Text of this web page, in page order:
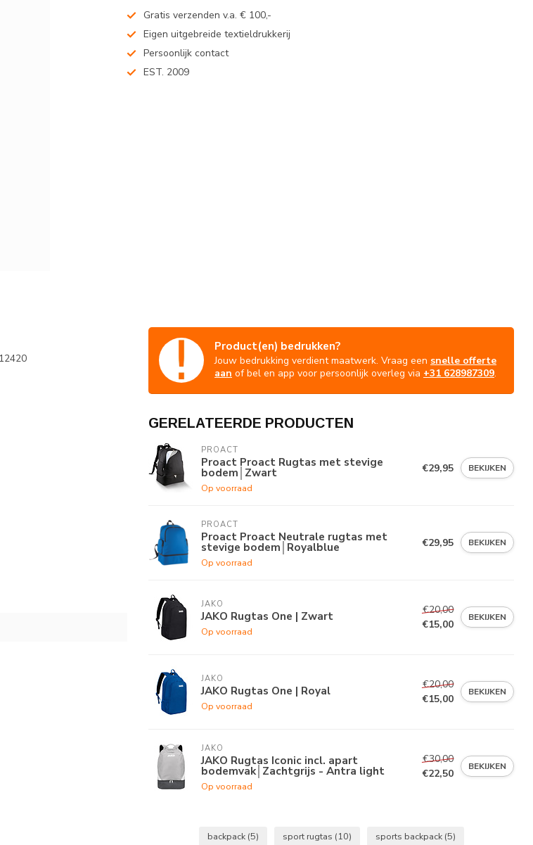
Gratis verzenden v.a. € 100,-
Eigen uitgebreide textieldrukkerij
Persoonlijk contact
EST. 2009
Product(en) bedrukken?
Jouw bedrukking verdient maatwerk. Vraag een snelle offerte
aan of bel en app voor persoonlijk overleg via +31 628987309.
GERELATEERDE PRODUCTEN
PROACT
Proact Proact Rugtas met stevige
bodem│Zwart
Op voorraad
€29,95 BEKIJKEN
PROACT
Proact Proact Neutrale rugtas met
stevige bodem│Royalblue
Op voorraad
€29,95 BEKIJKEN
JAKO
JAKO Rugtas One | Zwart
Op voorraad
€20,00
€15,00
BEKIJKEN
JAKO
JAKO Rugtas One | Royal
Op voorraad
€20,00
€15,00
BEKIJKEN
JAKO
JAKO Rugtas Iconic incl. apart
bodemvak│Zachtgrijs - Antra light
Op voorraad
€30,00
€22,50
BEKIJKEN
backpack (5) sport rugtas (10) sports backpack (5)